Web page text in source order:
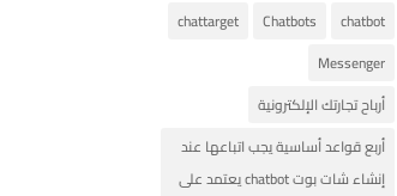
chatbot
Chatbots
chattarget
Messenger
أرباح تجارتك الإلكترونية
أربع قواعد أساسية يجب اتباعها عند
إنشاء شات بوت chatbot يعتمد على